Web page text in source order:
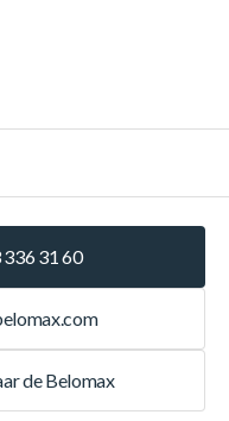
336 31 60
de Belomax